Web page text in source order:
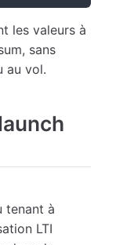
les valeurs à
sans
au vol.
tenant à
LTI